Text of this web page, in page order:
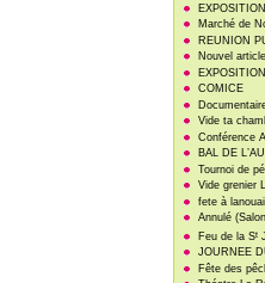
Marché de
REUNION
Nouvel article
EXPOSITION
COMICE
Vide ta
Conférence
BAL DE
Tournoi de
Vide grenier
fete à
Annulé
Feu de la St
JOURNEE
Fête des